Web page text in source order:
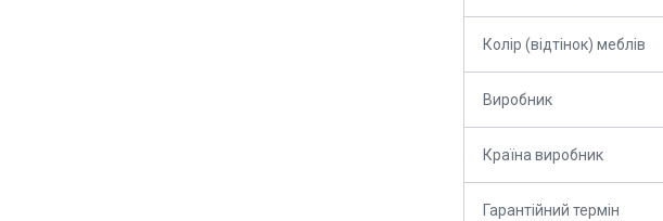
Колір (відтінок) меблів
Виробник
Країна виробник
Гарантійний термін